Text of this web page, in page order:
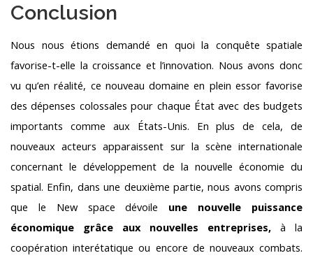
Conclusion
Nous nous étions demandé en quoi la conquête spatiale
favorise-t-elle la croissance et l’innovation. Nous avons donc
vu qu’en réalité, ce nouveau domaine en plein essor favorise
des dépenses colossales pour chaque État avec des budgets
importants comme aux États-Unis. En plus de cela, de
nouveaux acteurs apparaissent sur la scène internationale
concernant le développement de la nouvelle économie du
spatial. Enfin, dans une deuxième partie, nous avons compris
que le New space dévoile une nouvelle puissance
économique grâce aux nouvelles entreprises, à la
coopération interétatique ou encore de nouveaux combats.